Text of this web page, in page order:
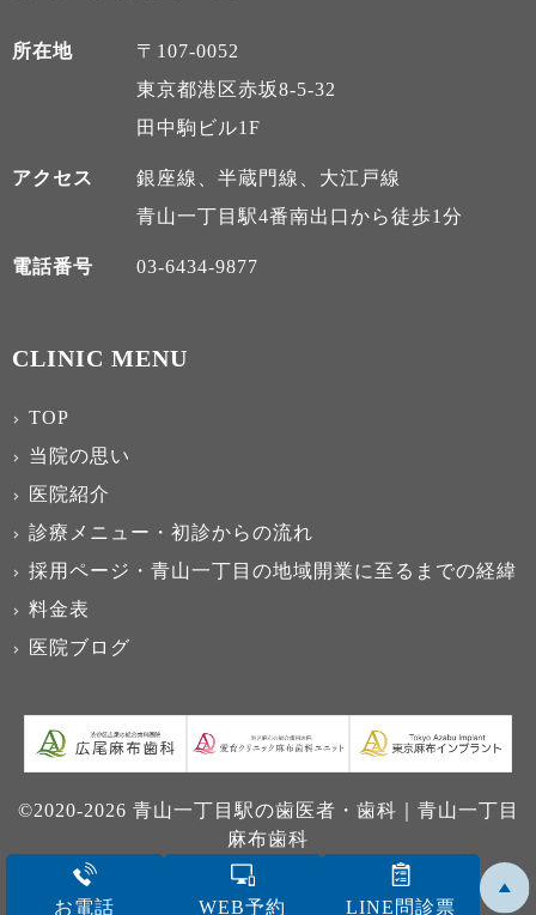
お電話 WEB予約 LINE問診票
所在地
〒107-0052
東京都港区赤坂8-5-32
田中駒ビル1F
アクセス
銀座線、半蔵門線、大江戸線
青山一丁目駅4番南出口から徒歩1分
電話番号 03-6434-9877
CLINIC MENU
TOP
当院の思い
医院紹介
診療メニュー・初診からの流れ
採用ページ・青山一丁目の地域開業に至るまでの経緯
料金表
医院ブログ
©2020-2026 青山一丁目駅の歯医者・歯科｜青山一丁目
麻布歯科